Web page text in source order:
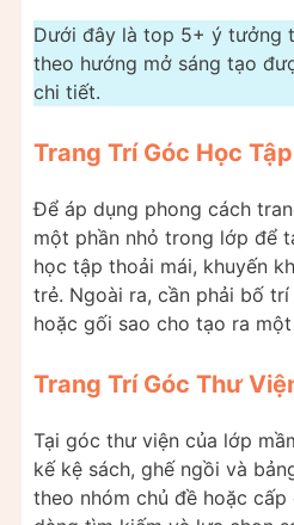
Dưới đây là top 5+ ý tưởng
theo hướng mở sáng tạo
chi tiết.
Trang Trí Góc Học
Để áp dụng phong cách
một phần nhỏ trong lớp để
học tập thoải mái, khuyến
trẻ. Ngoài ra, cần phải bố
hoặc gối sao cho tạo ra
Trang Trí Góc Thư
Tại góc thư viện của lớp
kế kệ sách, ghế ngồi và
theo nhóm chủ đề hoặc